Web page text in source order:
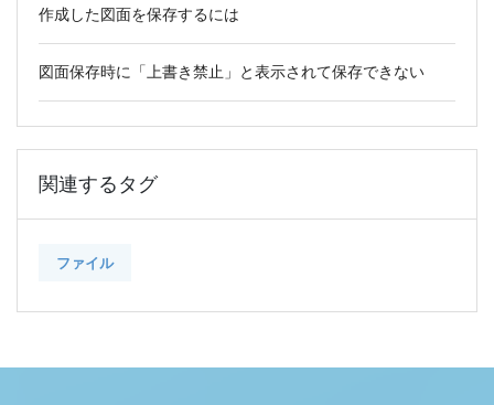
作成した図面を保存するには
図面保存時に「上書き禁止」と表示されて保存できない
関連するタグ
ファイル